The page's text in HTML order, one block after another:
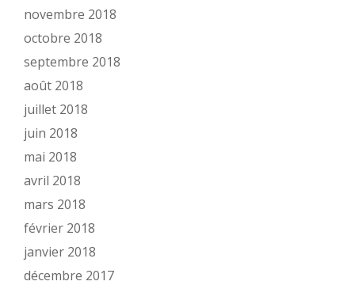
novembre 2018
octobre 2018
septembre 2018
août 2018
juillet 2018
juin 2018
mai 2018
avril 2018
mars 2018
février 2018
janvier 2018
décembre 2017